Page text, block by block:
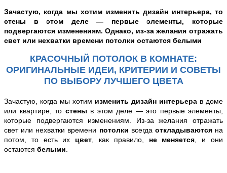
Зачастую, когда мы хотим изменитьдизайн интерьера, то
стены в этом деле — первые элементы, которые
подвергаются изменениям. Однако, из-за желания отражать
свет или нехватки времени потолки остаются белыми
КРАСОЧНЫЙ ПОТОЛОК В КОМНАТЕ:
ОРИГИНАЛЬНЫЕ ИДЕИ, КРИТЕРИИ И СОВЕТЫ
ПО ВЫБОРУ ЛУЧШЕГО ЦВЕТА
Зачастую, когда мы хотим изменить дизайн интерьера в доме
или квартире, то стены в этом деле — это первые элементы,
которые подвергаются изменениям. Из-за желания отражать
свет или нехватки времени потолки всегда откладываются на
потом, то есть их цвет , как правило, не меняется , и они
остаются белыми